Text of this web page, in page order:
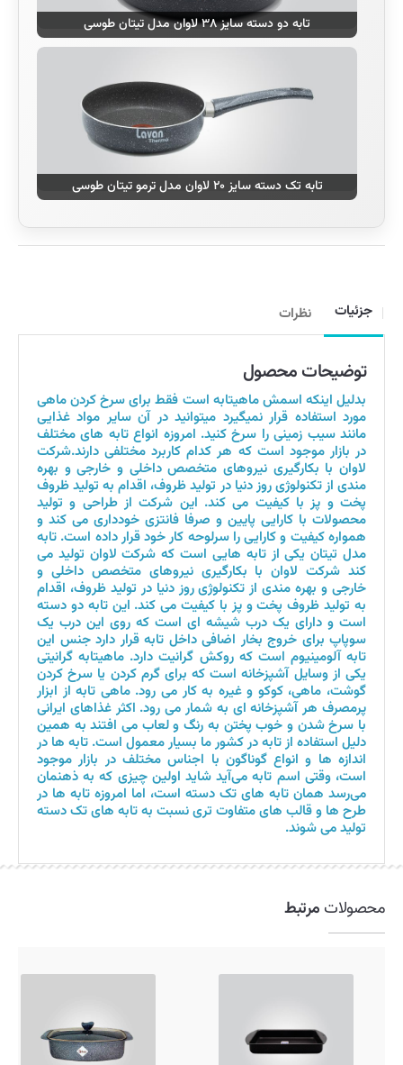
تابه دو دسته سایز ۳۸ لاوان مدل تیتان طوسی
تابه تک دسته سایز ۲۰ لاوان مدل ترمو تیتان طوسی
جزئیات نظرات
توضیحات محصول
بدلیل اینکه اسمش ماهیتابه است فقط برای سرخ کردن ماهی
مورد استفاده قرار نمیگیرد میتوانید در آن سایر مواد غذایی
مانند سیب زمینی را سرخ کنید. امروزه انواع تابه های مختلف
در بازار موجود است که هر کدام کاربرد مختلفی دارند.شرکت
لاوان با بکارگیری نیروهای متخصص داخلی و خارجی و بهره
مندی از تکنولوژی روز دنیا در تولید ظروف، اقدام به تولید ظروف
پخت و پز با کیفیت می کند. این شرکت از طراحی و تولید
محصولات با کارایی پایین و صرفا فانتزی خودداری می کند و
همواره کیفیت و کارایی را سرلوحه کار خود قرار داده است. تابه
مدل تیتان یکی از تابه هایی است که شرکت لاوان تولید می
کند شرکت لاوان با بکارگیری نیروهای متخصص داخلی و
خارجی و بهره مندی از تکنولوژی روز دنیا در تولید ظروف، اقدام
به تولید ظروف پخت و پز با کیفیت می کند. این تابه دو دسته
است و دارای یک درب شیشه ای است که روی این درب یک
سوپاپ برای خروج بخار اضافی داخل تابه قرار دارد جنس این
تابه آلومینیوم است که روکش گرانیت دارد. ماهیتابه گرانیتی
یکی از وسایل آشپزخانه است که برای گرم کردن یا سرخ کردن
گوشت، ماهی، کوکو و غیره به کار می ‌رود. ماهی تابه از ابزار
پرمصرف هر آشپزخانه ای به شمار می رود. اکثر غذاهای ایرانی
با سرخ شدن و خوب پختن به رنگ و لعاب می افتند به همین
دلیل استفاده از تابه در کشور ما بسیار معمول است. تابه ها در
اندازه ها و انواع گوناگون با اجناس مختلف در بازار موجود
است، وقتی اسم تابه می‌آید شاید اولین چیزی که به ذهنمان
می‌رسد همان تابه‌ های تک دسته است، اما امروزه تابه ها در
طرح ها و قالب های متفاوت تری نسبت به تابه های تک دسته
تولید می شوند.
محصولات مرتبط